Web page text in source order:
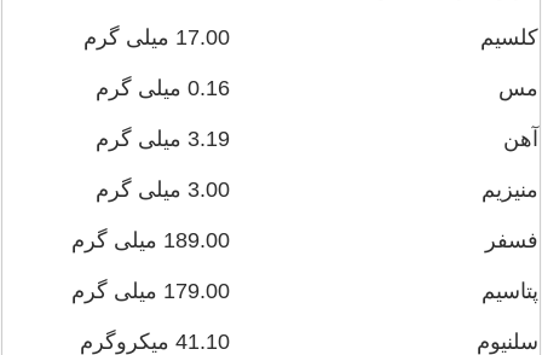
کلسیم 17.00 میلی گرم
مس 0.16 میلی گرم
آهن 3.19 میلی گرم
منیزیم 3.00 میلی گرم
فسفر 189.00 میلی گرم
پتاسیم 179.00 میلی گرم
سلنیوم 41.10 میکروگرم